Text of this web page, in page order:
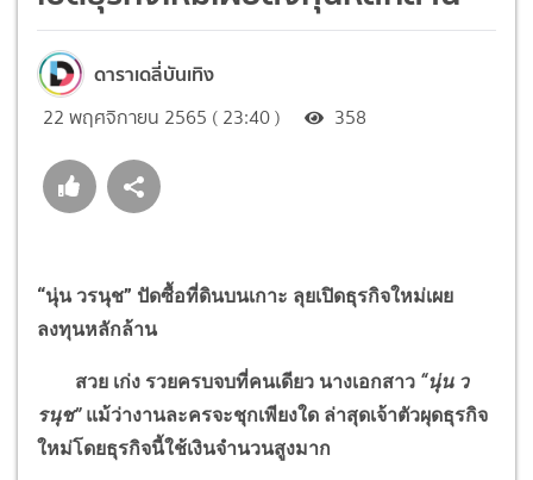
ดาราเดลี่บันเทิง
22 พฤศจิกายน 2565 ( 23:40 ) 358
“นุ่น วรนุช” ปัดซื้อที่ดินบนเกาะ ลุยเปิดธุรกิจใหม่เผย
ลงทุนหลักล้าน
สวย เก่ง รวยครบจบที่คนเดียว นางเอกสาว “นุ่น ว
รนุช”แม้ว่างานละครจะชุกเพียงใด ล่าสุดเจ้าตัวผุดธุรกิจ
ใหม่โดยธุรกิจนี้ใช้เงินจำนวนสูงมาก